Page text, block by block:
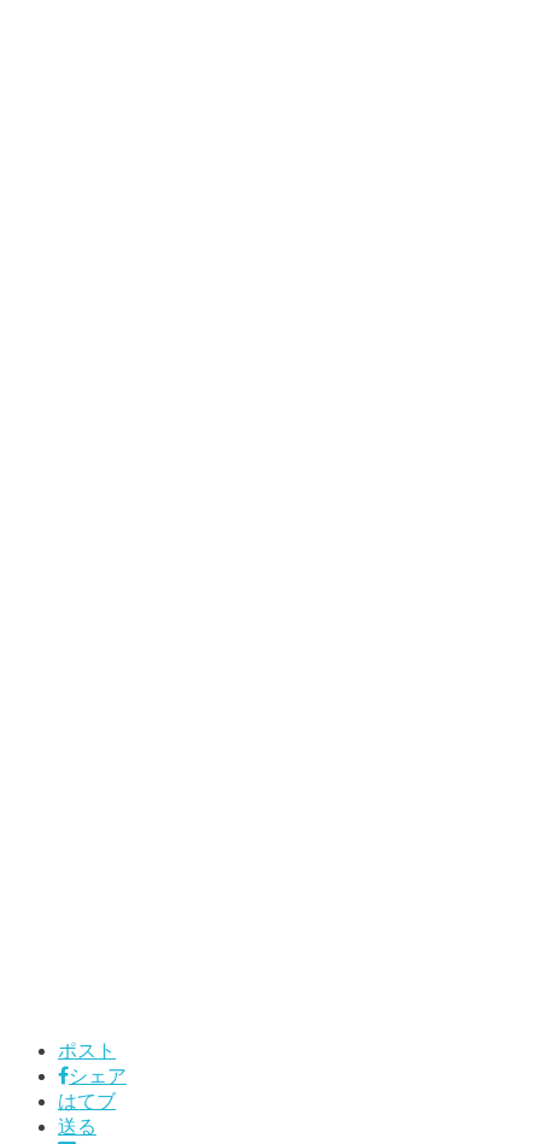
ポスト
シェア
はてブ
送る